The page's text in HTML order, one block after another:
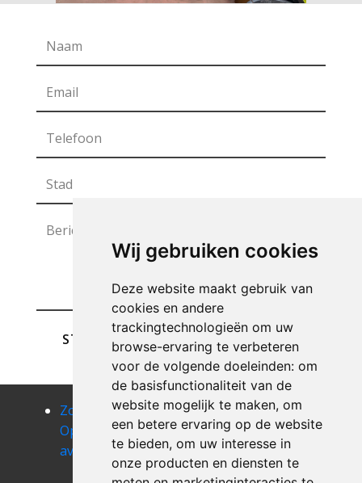
Wij gebruiken cookies
Deze website maakt gebruik van
cookies en andere
trackingtechnologieën om uw
browse-ervaring te verbeteren
voor de volgende doeleinden: om
de basisfunctionaliteit van de
website mogelijk te maken, om
een betere ervaring op de website
te bieden, om uw interesse in
onze producten en diensten te
STUREN
Zolder
Opruimen
avennes
Zolder
Opruimen
avernas-le-
bauduin
Zolder
Opruimen
avin
Zolder